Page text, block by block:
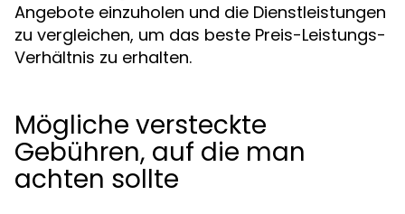
Angebote einzuholen und die Dienstleistungen
zu vergleichen, um das beste Preis-Leistungs-
Verhältnis zu erhalten.
Mögliche versteckte
Gebühren, auf die man
achten sollte